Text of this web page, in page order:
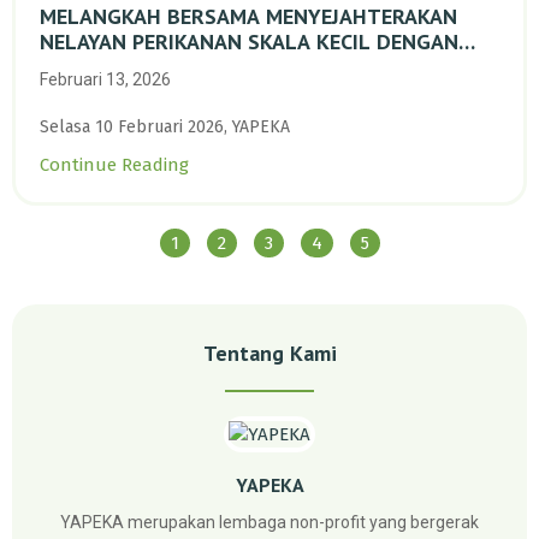
MELANGKAH BERSAMA MENYEJAHTERAKAN
NELAYAN PERIKANAN SKALA KECIL DENGAN
TRANSISI BERKELANJUTAN BERBASIS ALAM
Februari 13, 2026
Selasa 10 Februari 2026, YAPEKA
Continue Reading
1 2 3 4 5
Tentang Kami
YAPEKA
YAPEKA merupakan lembaga non-profit yang bergerak